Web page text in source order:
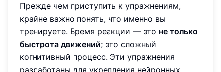
Прежде чем приступить к упражнениям,
крайне важно понять, что именно вы
тренируете. Время реакции — это не только
быстрота движений; это сложный
когнитивный процесс. Эти упражнения
разработаны для укрепления нейронных